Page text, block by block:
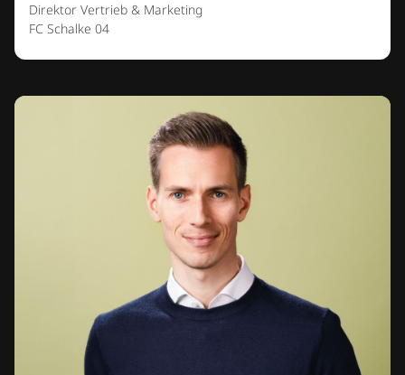
Direktor Vertrieb & Marketing
FC Schalke 04